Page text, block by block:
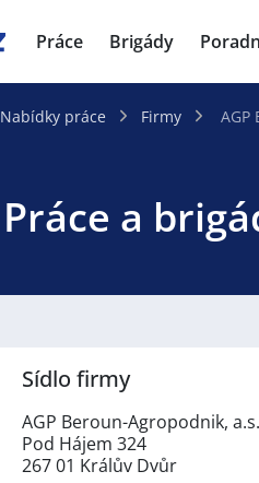
Práce Brigády
Nabídky práce Firmy AGP
Práce a
Sídlo firmy
AGP Beroun-Agropodnik, a.s.
Pod Hájem 324
267 01 Králův Dvůr